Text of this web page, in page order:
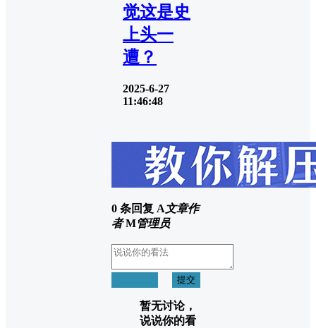
觉这是史
上头一
遭？
2025-6-27
11:46:48
0 条回复 A文章作
者 M管理员
提交
暂无讨论，
说说你的看